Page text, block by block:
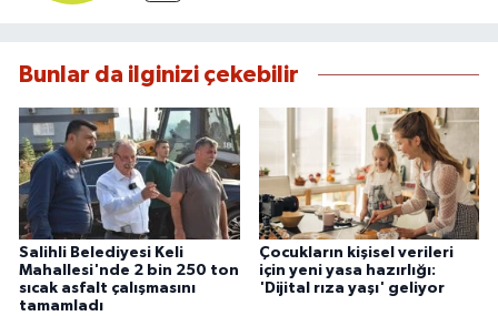
Bunlar da ilginizi çekebilir
Salihli Belediyesi Keli
Mahallesi'nde 2 bin 250 ton
sıcak asfalt çalışmasını
tamamladı
Çocukların kişisel verileri
için yeni yasa hazırlığı:
'Dijital rıza yaşı' geliyor